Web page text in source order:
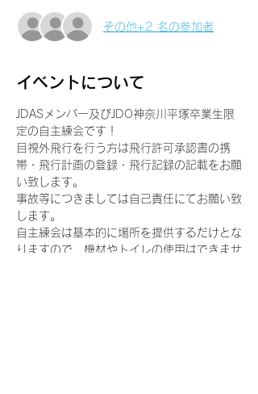
その他+2 名の参加者
イベントについて
JDASメンバー及びJDO神奈川平塚卒業生限
定の自主練会です！
目視外飛行を行う方は飛行許可承認書の携
帯・飛行計画の登録・飛行記録の記載をお願
い致します。
事故等につきましては自己責任にてお願い致
します。
自主練会は基本的に場所を提供するだけとな
りますので、機材やトイレの使用はできませ